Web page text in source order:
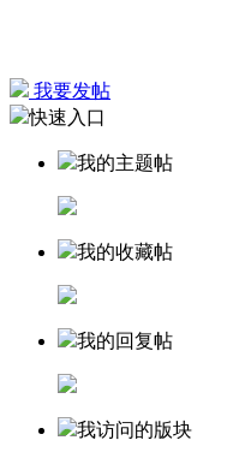
我要发帖
快速入口
我的主题帖
我的收藏帖
我的回复帖
我访问的版块